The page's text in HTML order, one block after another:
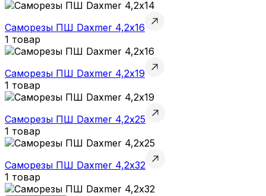
Саморезы ПШ Daxmer 4,2х16
1 товар
Саморезы ПШ Daxmer 4,2х19
1 товар
Саморезы ПШ Daxmer 4,2х25
1 товар
Саморезы ПШ Daxmer 4,2х32
1 товар